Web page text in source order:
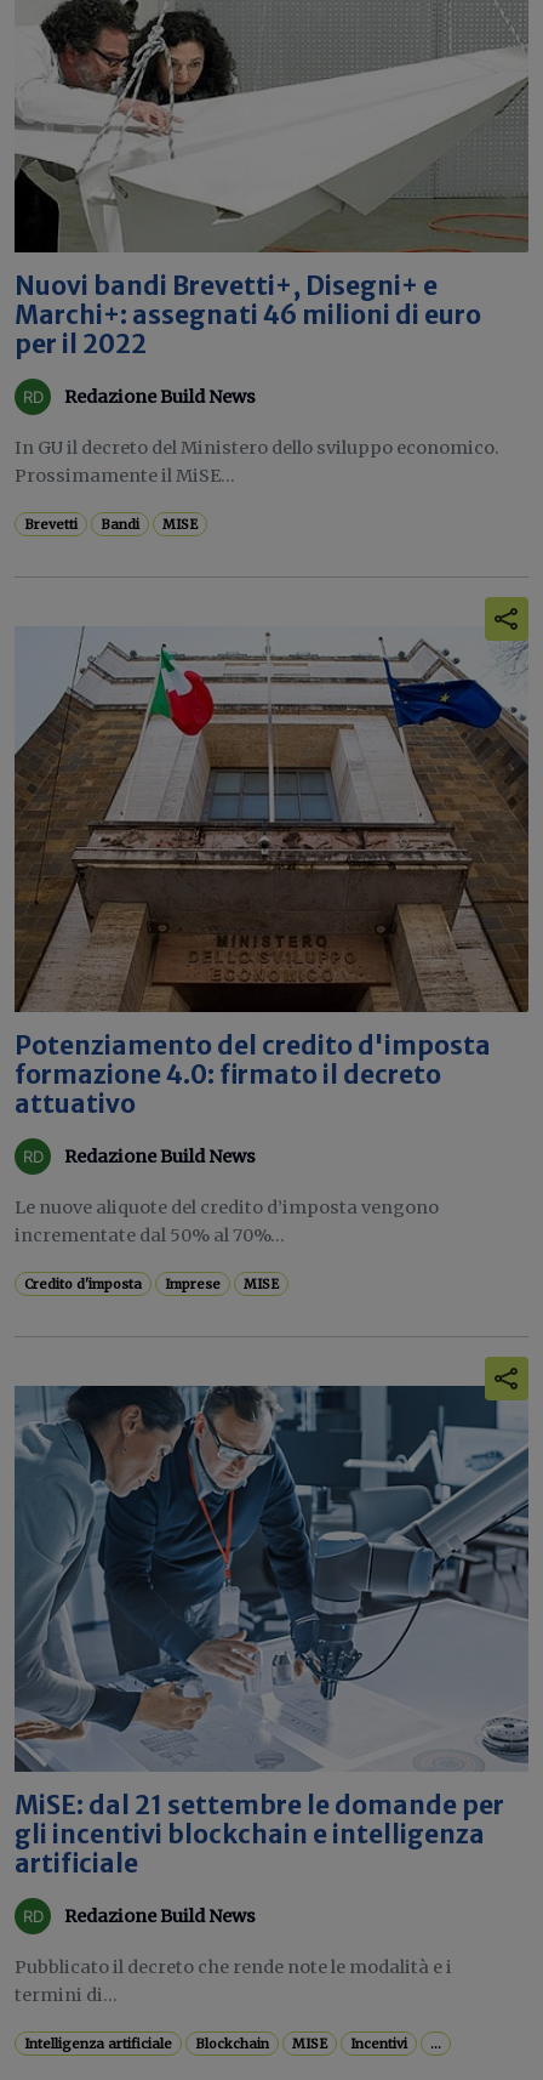
Nuovi bandi Brevetti+, Disegni+ e
Marchi+: assegnati 46 milioni di euro
per il 2022
Redazione Build News
In GU il decreto del Ministero dello sviluppo economico.
Prossimamente il MiSE...
Brevetti Bandi MISE
Potenziamento del credito d'imposta
formazione 4.0: firmato il decreto
attuativo
Redazione Build News
Le nuove aliquote del credito d’imposta vengono
incrementate dal 50% al 70%...
Credito d'imposta Imprese MISE
MiSE: dal 21 settembre le domande per
gli incentivi blockchain e intelligenza
artificiale
Redazione Build News
Pubblicato il decreto che rende note le modalità e i
termini di...
Intelligenza artificiale Blockchain MISE Incentivi ...